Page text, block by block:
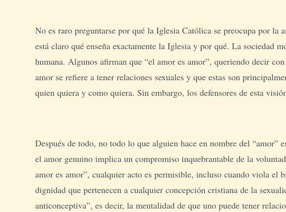
No es raro preguntarse por qué la Iglesia Católica se preocupa por la
está claro qué enseña exactamente la Iglesia y por qué. La sociedad
humana. Algunos afirman que “el amor es amor”, queriendo decir
amor se refiere a tener relaciones sexuales y que estas son
quien quiera y como quiera. Sin embargo, los defensores de esta
Después de todo, no todo lo que alguien hace en nombre del “amor”
el amor genuino implica un compromiso inquebrantable de la
amor es amor”, cualquier acto es permisible, incluso cuando viola el
dignidad que pertenecen a cualquier concepción cristiana de la
anticonceptiva”, es decir, la mentalidad de que uno puede tener